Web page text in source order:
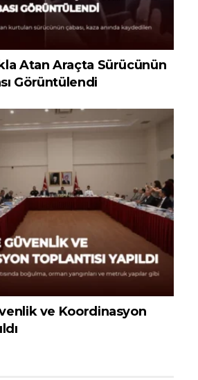
Atan Araçta Sürücünün
Görüntülendi
ve Koordinasyon